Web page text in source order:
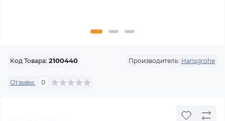
Код Товара: 2100440 Производитель: Hansgrohe
Отзывы: 0